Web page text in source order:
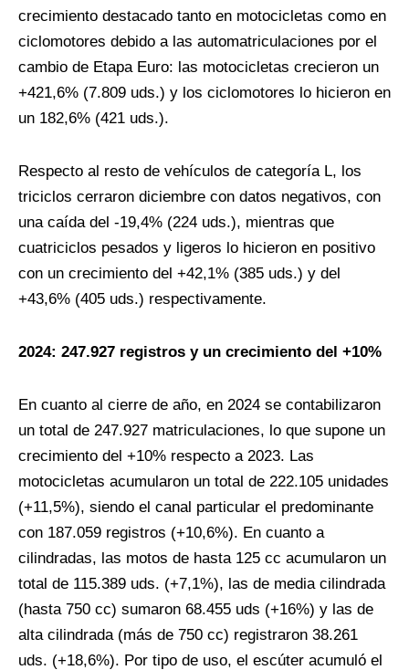
crecimiento destacado tanto en motocicletas como en
ciclomotores debido a las automatriculaciones por el
cambio de Etapa Euro: las motocicletas crecieron un
+421,6% (7.809 uds.) y los ciclomotores lo hicieron en
un 182,6% (421 uds.).
Respecto al resto de vehículos de categoría L, los
triciclos cerraron diciembre con datos negativos, con
una caída del -19,4% (224 uds.), mientras que
cuatriciclos pesados y ligeros lo hicieron en positivo
con un crecimiento del +42,1% (385 uds.) y del
+43,6% (405 uds.) respectivamente.
2024: 247.927 registros y un crecimiento del +10%
En cuanto al cierre de año, en 2024 se contabilizaron
un total de 247.927 matriculaciones, lo que supone un
crecimiento del +10% respecto a 2023. Las
motocicletas acumularon un total de 222.105 unidades
(+11,5%), siendo el canal particular el predominante
con 187.059 registros (+10,6%). En cuanto a
cilindradas, las motos de hasta 125 cc acumularon un
total de 115.389 uds. (+7,1%), las de media cilindrada
(hasta 750 cc) sumaron 68.455 uds (+16%) y las de
alta cilindrada (más de 750 cc) registraron 38.261
uds. (+18,6%). Por tipo de uso, el escúter acumuló el